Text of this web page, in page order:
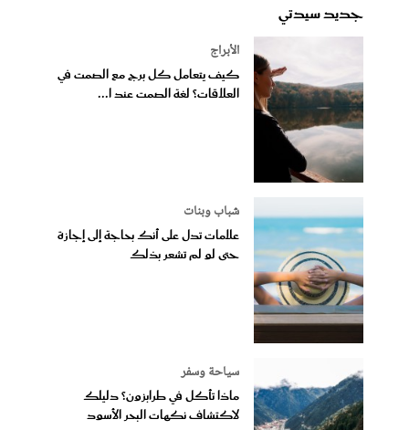
جديد سيدتي
الأبراج
كيف يتعامل كل برج مع الصمت في
العلاقات؟ لغة الصمت عند ا...
شباب وبنات
علامات تدل على أنك بحاجة إلى إجازة
حتى لو لم تشعر بذلك
سياحة وسفر
ماذا تأكل في طرابزون؟ دليلك
لاكتشاف نكهات البحر الأسود